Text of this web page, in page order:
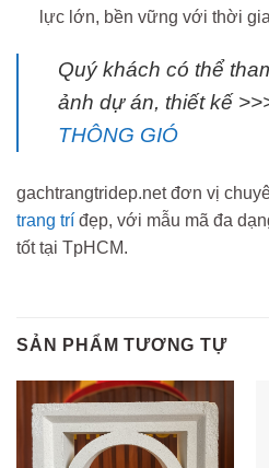
lực lớn, bền vững với thời
Quý khách có thể
ảnh dự án, thiết kế
THÔNG GIÓ
gachtrangtridep.net đơn vị
trang trí đẹp, với mẫu mã đa
tốt tại TpHCM.
SẢN PHẨM TƯƠNG TỰ